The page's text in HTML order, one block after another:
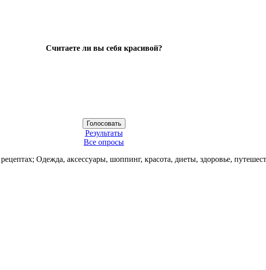
Считаете ли вы себя красивой?
Результаты
Все опросы
Одежда, аксессуары, шоппинг, красота, диеты, здоровье,